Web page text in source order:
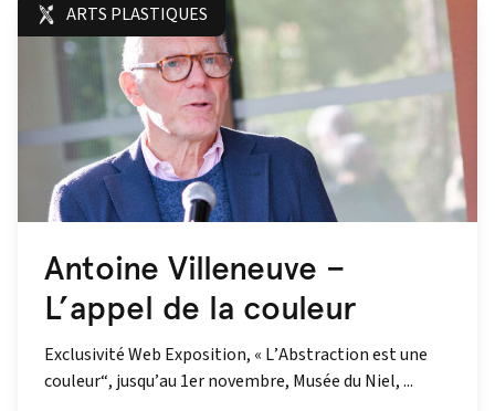
ARTS PLASTIQUES
Antoine Villeneuve –
L’appel de la couleur
Exclusivité Web Exposition, « L’Abstraction est une
couleur“, jusqu’au 1er novembre, Musée du Niel, ...